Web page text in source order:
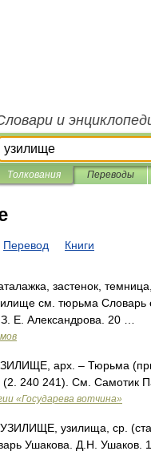
и
Толкования Переводы
Перевод Книги
застенок,
см. тюрьма Словарь
Е. Александрова. 20 …
арх. – Тюрьма
(2. 240 241). См. Самотик
«Государева вотчина»
узилища, ср.
Ушакова. Д.Н. Ушаков.